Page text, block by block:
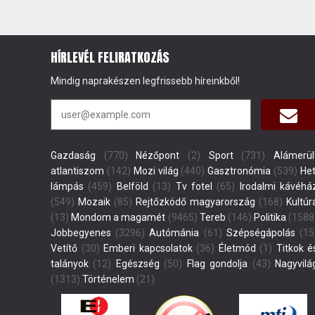
HÍRLEVÉL FELIRATKOZÁS
Mindig naprakészen legfrissebb híreinkből!
Gazdaság (770) Nézőpont (2) Sport(731)
atlantiszom (142) Mozi világ (440) Gasztronómia (539)
lámpás (459) Belföld (13) Tv fotel (65)
Irodalmi
(549) Mozaik (85) Rejtőzködő magyarország (168)
(13) Mondom a magamét (9465) Tereb (146) Politika
Jobbegyenes (3296) Autómánia (61) Szépségápolás
Vetítő (30) Emberi kapcsolatok(36) Életmód (1) Titkok
talányok (12) Egészség (50) Flag gondolja (43)
(1313) Történelem (21)